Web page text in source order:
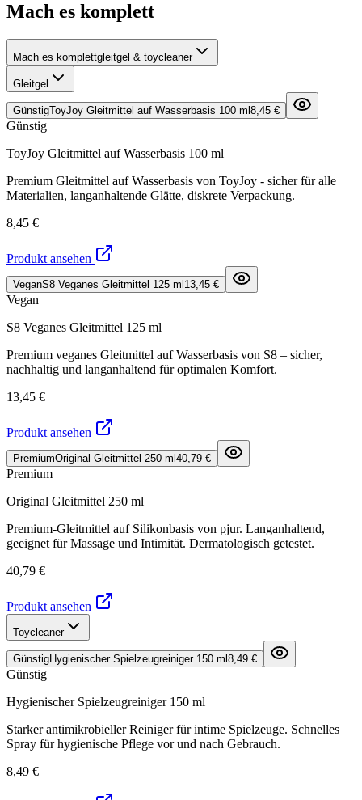
Mach es komplett
Mach es komplettgleitgel & toycleaner
Gleitgel
GünstigToyJoy Gleitmittel auf Wasserbasis 100 ml 8,45 €
Günstig
ToyJoy Gleitmittel auf Wasserbasis 100 ml
Premium Gleitmittel auf Wasserbasis von ToyJoy - sicher für alle
Materialien, langanhaltende Glätte, diskrete Verpackung.
8,45 €
Produkt ansehen
VeganS8 Veganes Gleitmittel 125 ml 13,45 €
Vegan
S8 Veganes Gleitmittel 125 ml
Premium veganes Gleitmittel auf Wasserbasis von S8 – sicher,
nachhaltig und langanhaltend für optimalen Komfort.
13,45 €
Produkt ansehen
PremiumOriginal Gleitmittel 250 ml 40,79 €
Premium
Original Gleitmittel 250 ml
Premium-Gleitmittel auf Silikonbasis von pjur. Langanhaltend,
geeignet für Massage und Intimität. Dermatologisch getestet.
40,79 €
Produkt ansehen
Toycleaner
GünstigHygienischer Spielzeugreiniger 150 ml 8,49 €
Günstig
Hygienischer Spielzeugreiniger 150 ml
Starker antimikrobieller Reiniger für intime Spielzeuge. Schnelles
Spray für hygienische Pflege vor und nach Gebrauch.
8,49 €